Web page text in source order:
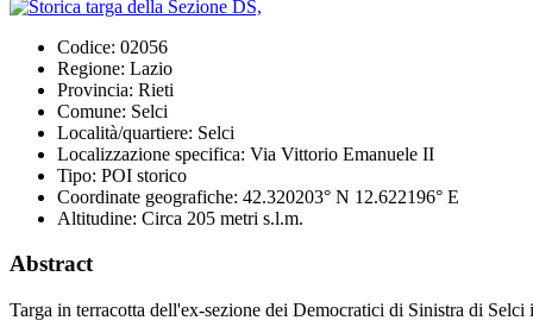
Codice: 02056
Regione: Lazio
Provincia: Rieti
Comune: Selci
Località/quartiere: Selci
Localizzazione specifica: Via Vittorio Emanuele II
Tipo: POI storico
Coordinate geografiche: 42.320203° N 12.622196° E
Altitudine: Circa 205 metri s.l.m.
Abstract
Targa in terracotta dell'ex-sezione dei Democratici di Sinistra di